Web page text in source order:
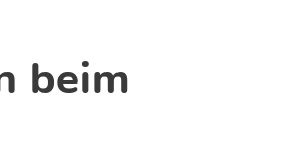
beim